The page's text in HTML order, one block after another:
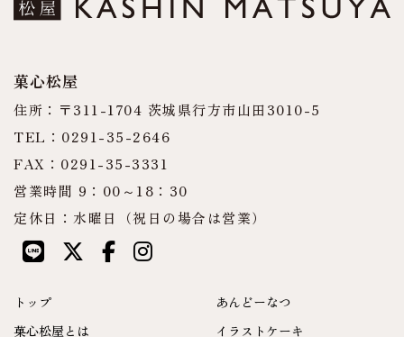
菓心松屋
住所：〒311-1704 茨城県行方市山田3010-5
TEL：0291-35-2646
FAX：0291-35-3331
営業時間 9：00～18：30
定休日：水曜日（祝日の場合は営業）
トップ
菓心松屋とは
あんどーなつ
イラストケーキ